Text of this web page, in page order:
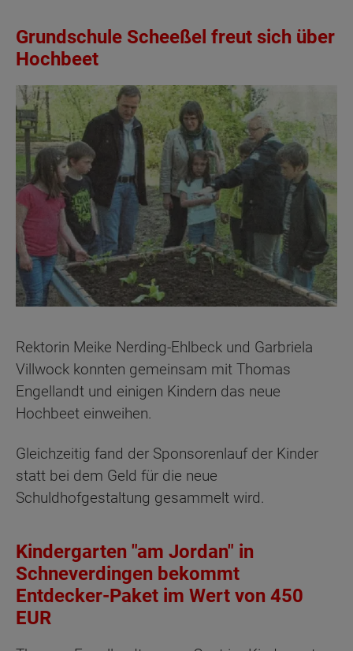
Grundschule Scheeßel freut sich über
Hochbeet
Rektorin Meike Nerding-Ehlbeck und Garbriela
Villwock konnten gemeinsam mit Thomas
Engellandt und einigen Kindern das neue
Hochbeet einweihen.
Gleichzeitig fand der Sponsorenlauf der Kinder
statt bei dem Geld für die neue
Schuldhofgestaltung gesammelt wird.
Kindergarten "am Jordan" in
Schneverdingen bekommt
Entdecker-Paket im Wert von 450
EUR